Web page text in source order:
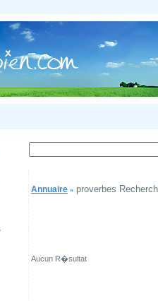
Annuaire » proverbes
Aucun R�sultat